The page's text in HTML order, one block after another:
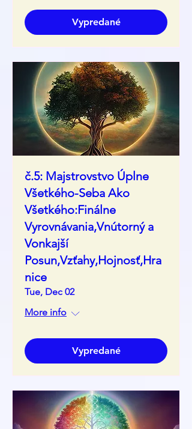
Vypredané
č.5: Majstrovstvo Úplne
Všetkého-Seba Ako
Všetkého:Finálne
Vyrovnávania,Vnútorný a
Vonkajší
Posun,Vzťahy,Hojnosť,Hra
nice
Tue, Dec 02
More info
Vypredané